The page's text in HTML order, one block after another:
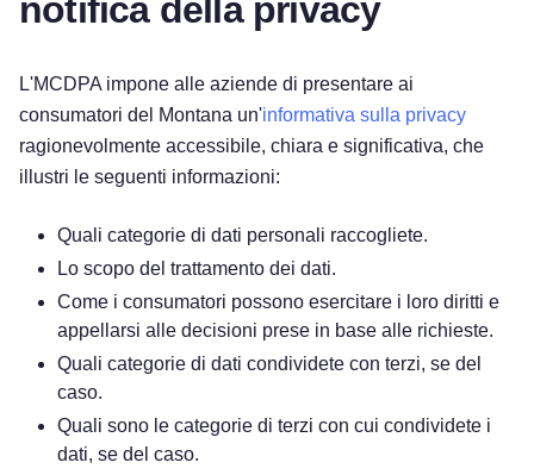
notifica della privacy
L'MCDPA impone alle aziende di presentare ai
consumatori del Montana un'informativa sulla privacy
ragionevolmente accessibile, chiara e significativa, che
illustri le seguenti informazioni:
Quali categorie di dati personali raccogliete.
Lo scopo del trattamento dei dati.
Come i consumatori possono esercitare i loro diritti e
appellarsi alle decisioni prese in base alle richieste.
Quali categorie di dati condividete con terzi, se del
caso.
Quali sono le categorie di terzi con cui condividete i
dati, se del caso.